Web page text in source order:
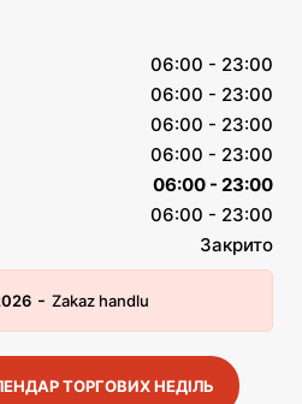
06:00 - 23:00
06:00 - 23:00
06:00 - 23:00
06:00 - 23:00
06:00 - 23:00
06:00 - 23:00
Закрито
- Zakaz handlu
ТОРГОВИХ НЕДІЛЬ